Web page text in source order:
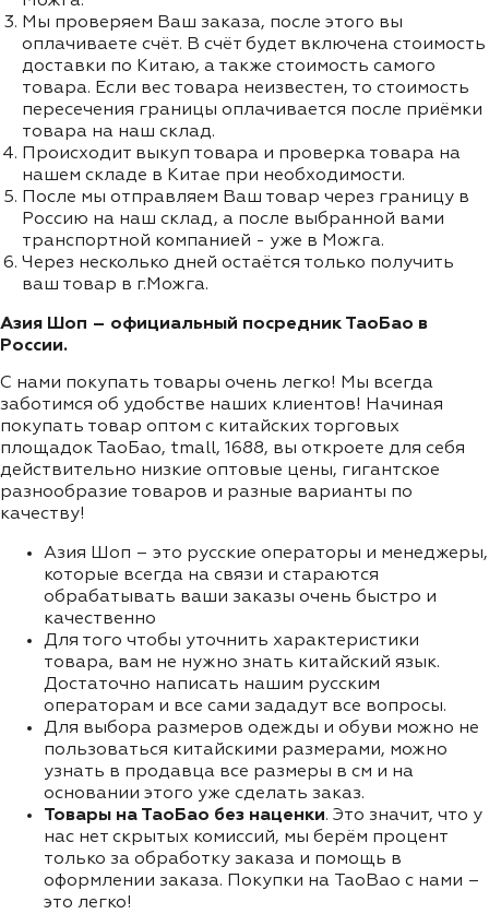
Мы проверяем Ваш заказа, после этого вы
оплачиваете счёт. В счёт будет включена стоимость
доставки по Китаю, а также стоимость самого
товара. Если вес товара неизвестен, то стоимость
пересечения границы оплачивается после приёмки
товара на наш склад.
Происходит выкуп товара и проверка товара на
нашем складе в Китае при необходимости.
После мы отправляем Ваш товар через границу в
Россию на наш склад, а после выбранной вами
транспортной компанией - уже в Можга.
Через несколько дней остаётся только получить
ваш товар в г.Можга.
Азия Шоп – официальный посредник ТаоБао в
России.
С нами покупать товары очень легко! Мы всегда
заботимся об удобстве наших клиентов! Начиная
покупать товар оптом с китайских торговых
площадок ТаоБао, tmall, 1688, вы откроете для себя
действительно низкие оптовые цены, гигантское
разнообразие товаров и разные варианты по
качеству!
Азия Шоп – это русские операторы и менеджеры,
которые всегда на связи и стараются
обрабатывать ваши заказы очень быстро и
качественно
Для того чтобы уточнить характеристики
товара, вам не нужно знать китайский язык.
Достаточно написать нашим русским
операторам и все сами зададут все вопросы.
Для выбора размеров одежды и обуви можно не
пользоваться китайскими размерами, можно
узнать в продавца все размеры в см и на
основании этого уже сделать заказ.
Товары на ТаоБао без наценки. Это значит, что у
нас нет скрытых комиссий, мы берём процент
только за обработку заказа и помощь в
оформлении заказа. Покупки на TaoBao с нами –
это легко!